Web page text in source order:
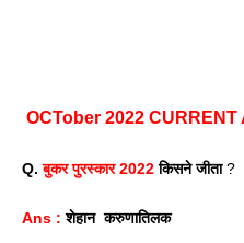
OCTober 2022 CURRENT
Q. बुकर पुरस्कार 2022 किसने जीता ?
Ans : शेहान  करुणातिलक